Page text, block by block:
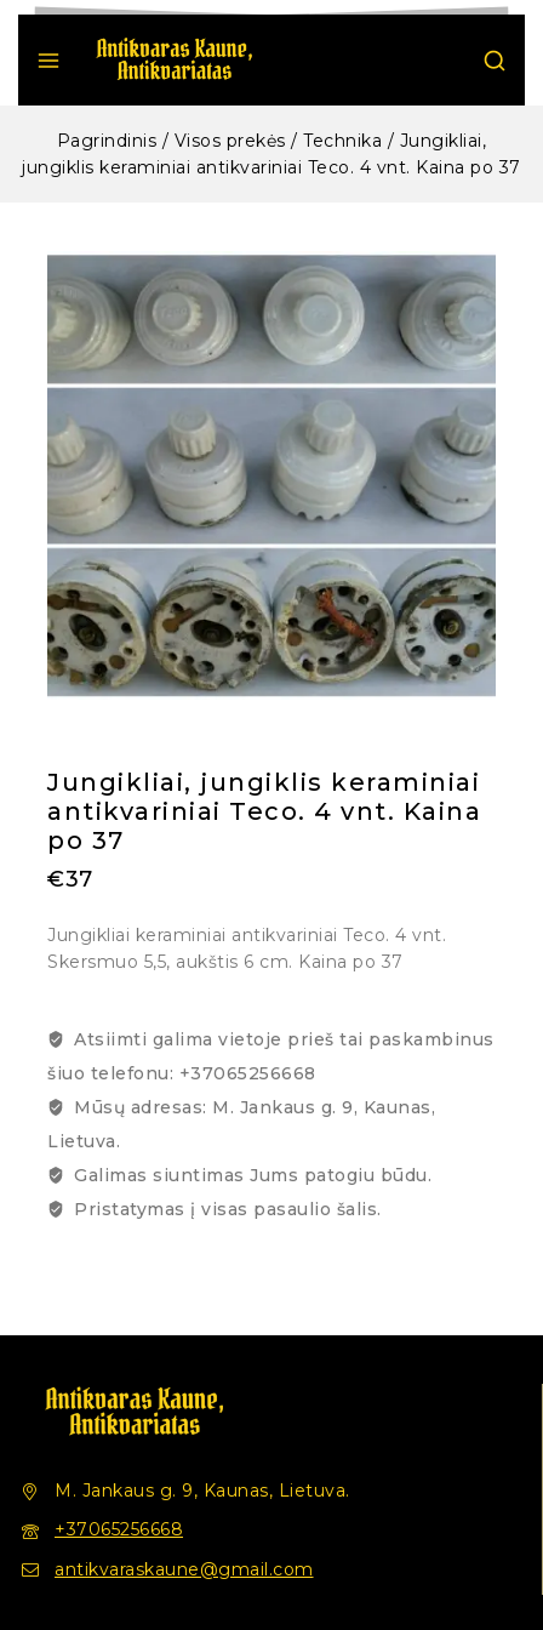
Pagrindinis / Visos prekės / Technika / Jungikliai,
jungiklis keraminiai antikvariniai Teco. 4 vnt. Kaina po 37
Jungikliai, jungiklis keraminiai
antikvariniai Teco. 4 vnt. Kaina
po 37
€37
Jungikliai keraminiai antikvariniai Teco. 4 vnt.
Skersmuo 5,5, aukštis 6 cm. Kaina po 37
Atsiimti galima vietoje prieš tai paskambinus
šiuo telefonu: +37065256668
Mūsų adresas: M. Jankaus g. 9, Kaunas,
Lietuva.
Galimas siuntimas Jums patogiu būdu.
Pristatymas į visas pasaulio šalis.
M. Jankaus g. 9, Kaunas, Lietuva.
+37065256668
antikvaraskaune@gmail.com